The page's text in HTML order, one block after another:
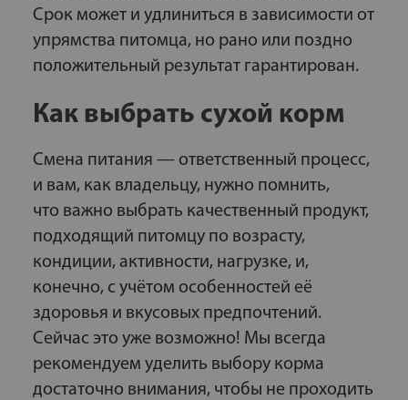
Срок может и удлиниться в зависимости от
упрямства питомца, но рано или поздно
положительный результат гарантирован.
Как выбрать сухой корм
Смена питания — ответственный процесс,
и вам, как владельцу, нужно помнить,
что важно выбрать качественный продукт,
подходящий питомцу по возрасту,
кондиции, активности, нагрузке, и,
конечно, с учётом особенностей её
здоровья и вкусовых предпочтений.
Сейчас это уже возможно! Мы всегда
рекомендуем уделить выбору корма
достаточно внимания, чтобы не проходить